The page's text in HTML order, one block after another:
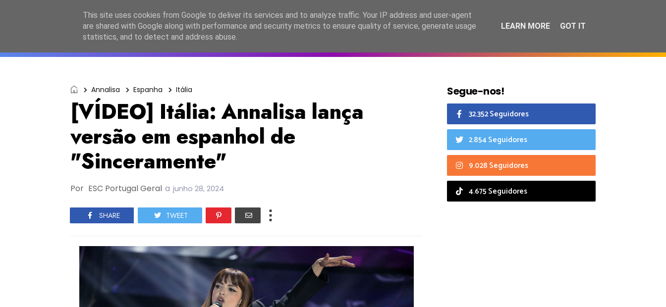
ESC2027 JESC2026 FC2026 EASC2026 PORTUGAL LANÇAMENTOS ESPECIAIS CALENDÁRIO
Annalisa Espanha Itália
[VÍDEO] Itália: Annalisa lança
versão em espanhol de
"Sinceramente"
Por ESC Portugal Geral a junho 28, 2024
SHARE TWEET
Segue-nos!
32.352 Seguidores
2.854 Seguidores
9.028 Seguidores
4.675 Seguidores
This site uses cookies from Google to deliver its services and to analyze traffic. Your IP address and user-agent
are shared with Google along with performance and security metrics to ensure quality of service, generate usage
statistics, and to detect and address abuse.
LEARN MORE GOT IT